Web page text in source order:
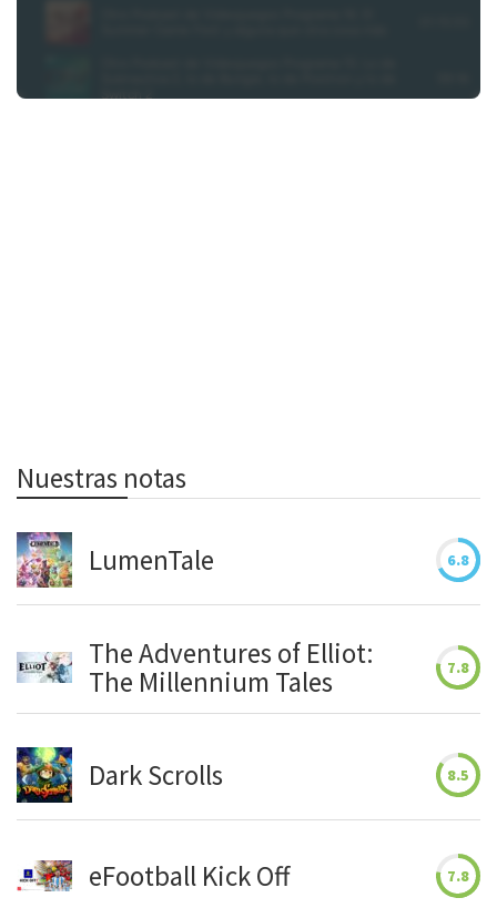
Nuestras notas
LumenTale 6.8
The Adventures of Elliot:
The Millennium Tales
7.8
Dark Scrolls 8.5
eFootball Kick Off 7.8